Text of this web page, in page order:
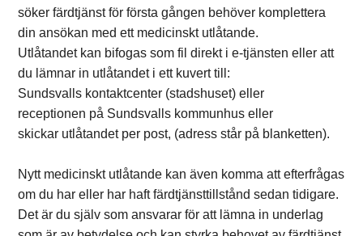
söker färdtjänst för första gången behöver komplettera
din ansökan med ett medicinskt utlåtande.
Utlåtandet kan bifogas som fil direkt i e-tjänsten eller att
du lämnar in utlåtandet i ett kuvert till:
Sundsvalls kontaktcenter (stadshuset) eller
receptionen på Sundsvalls kommunhus eller
skickar utlåtandet per post, (adress står på blanketten).
Nytt medicinskt utlåtande kan även komma att efterfrågas
om du har eller har haft färdtjänsttillstånd sedan tidigare.
Det är du själv som ansvarar för att lämna in underlag